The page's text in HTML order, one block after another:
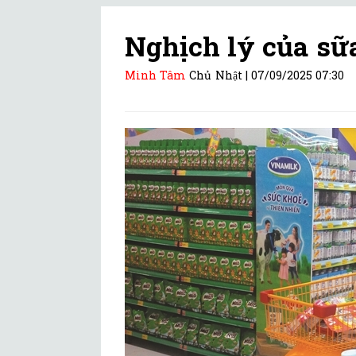
Nghịch lý của
Minh Tâm Chủ Nhật |07/09/2025 07:30